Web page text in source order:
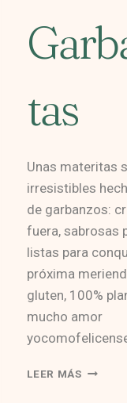
tas
Unas materitas
irresistibles
de garbanzos:
fuera, sabrosas
listas para
próxima
gluten, 100%
mucho amor
LEER MÁS